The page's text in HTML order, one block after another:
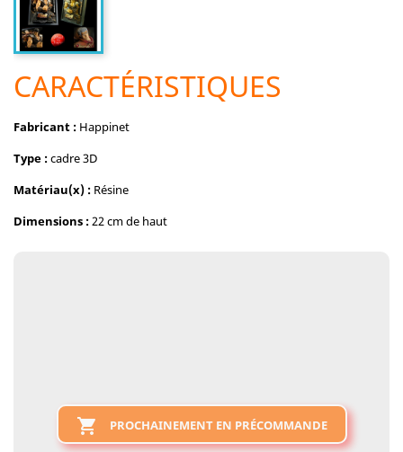
CARACTÉRISTIQUES
Fabricant : Happinet
Type :cadre 3D
Matériau(x) : Résine
Dimensions :22 cm de haut
 PROCHAINEMENT EN PRÉCOMMANDE